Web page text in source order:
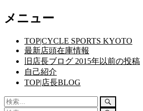
コ
ン
ッ
メニュー
TOP|CYCLE SPORTS KYOTO
最新店頭在庫情報
旧店長ブログ 2015年以前の投稿
自己紹介
TOP|店長BLOG
検
検